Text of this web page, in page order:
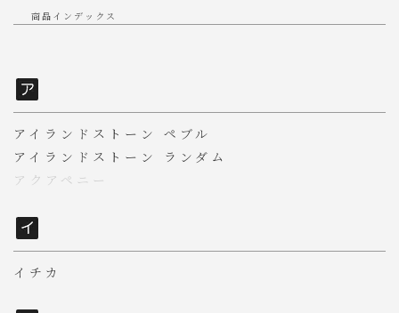
商品インデックス
アイランドストーン ペブル
アイランドストーン ランダム
アクアペニー
イチカ